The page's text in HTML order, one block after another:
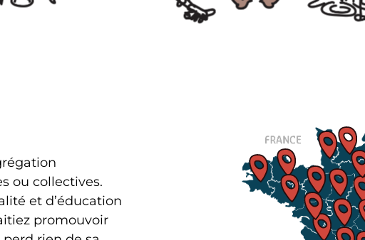
»!
ou collectives.
et d’éducation
promouvoir